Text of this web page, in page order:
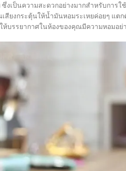
ซึ่งเป็นความสะดวกอย่างมากสำหรับการใช้
ยงกระตุ้นให้น้ำมันหอมระเหยค่อยๆ แต
บรรยากาศในห้องของคุณมีความหอมอย่